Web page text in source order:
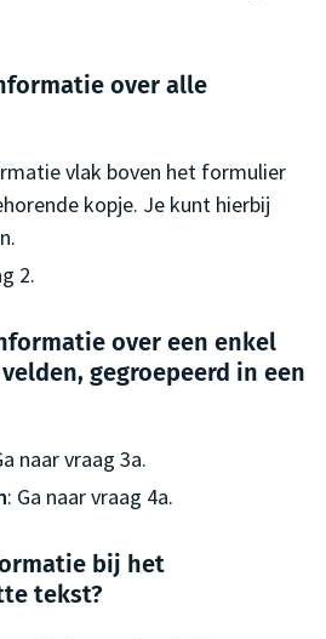
over alle
vlak boven het formulier
kopje. Je kunt hierbij
2.
over een enkel
gegroepeerd in een
naar vraag 3a.
: Ga naar vraag 4a.
bij het
tekst?